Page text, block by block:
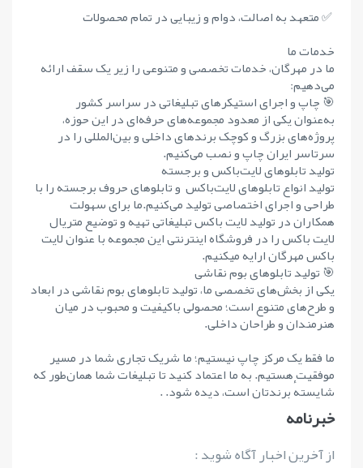
✅ متعهد به اصالت، دوام و زیبایی در تمام محصولات
خدمات ما
ما در مهرگان، خدمات تخصصی و متنوعی را زیر یک سقف ارائه
می‌دهیم:
🎯 چاپ و اجرای استیکرهای تبلیغاتی در سراسر کشور
به‌عنوان یکی از معدود مجموعه‌های حرفه‌ای در این حوزه،
پروژه‌های بزرگ و کوچک برندهای داخلی و بین‌المللی را در
سرتاسر ایران چاپ و نصب می‌کنیم.
تولید تابلوهای لایت‌باکس و برجسته
تولید انواع تابلوهای لایت‌باکس و تابلوهای حروف برجسته را با
طراحی و اجرای اختصاصی تولید می‌کنیم.ما برای سهولت
همکاران در تولید لایت باکس تبلیغاتی تهیه و توضیع متریال
لایت باکس را در فروشگاه اینترنتی این مجموعه با عنوان لایت
باکس مهرگان ارایه میکنیم.
🎯 تولید تابلوهای بوم نقاشی
یکی از بخش‌های تخصصی ما، تولید تابلوهای بوم نقاشی در ابعاد
و طرح‌های متنوع است؛ محصولی باکیفیت و محبوب در میان
هنرمندان و طراحان داخلی.
ما فقط یک مرکز چاپ نیستیم؛ ما شریک تجاری شما در مسیر
موفقیت هستیم. به ما اعتماد کنید تا تبلیغات شما همان‌طور که
شایستهٔ برندتان است، دیده شود. .
خبرنامه
از آخرین اخبار آگاه شوید :